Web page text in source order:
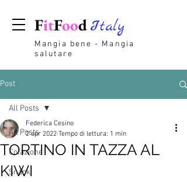
FitFoodItaly
Mangia bene - Mangia
salutare
Post
All Posts
Colazione
Snack
All Posts
TORTINO IN TAZZA AL
KIWI
Federica Cesino
2 apr 2022 Tempo di lettura: 1 min